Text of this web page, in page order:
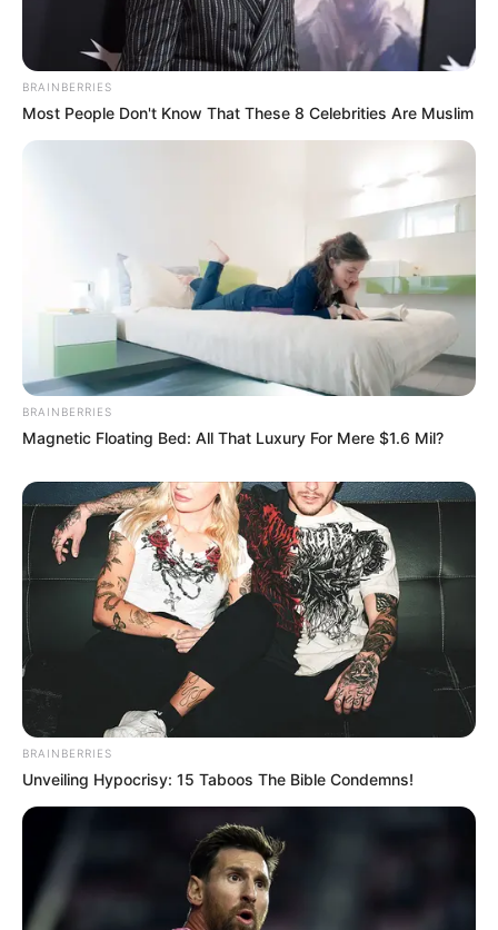
BRAINBERRIES
Most People Don't Know That These 8 Celebrities Are Muslim
BRAINBERRIES
Magnetic Floating Bed: All That Luxury For Mere $1.6 Mil?
BRAINBERRIES
Unveiling Hypocrisy: 15 Taboos The Bible Condemns!